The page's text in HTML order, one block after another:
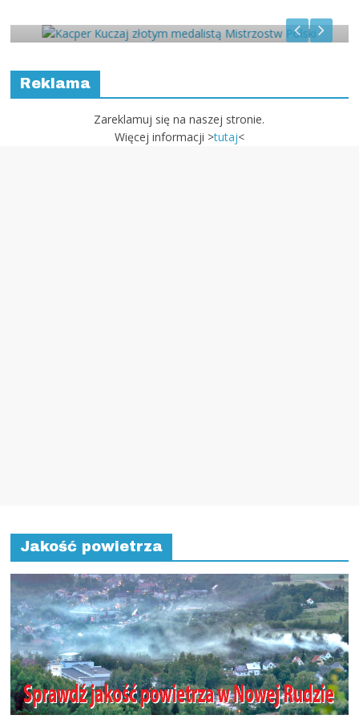
Reklama
Zareklamuj się na naszej stronie.
Więcej informacji >tutaj<
Jakość powietrza